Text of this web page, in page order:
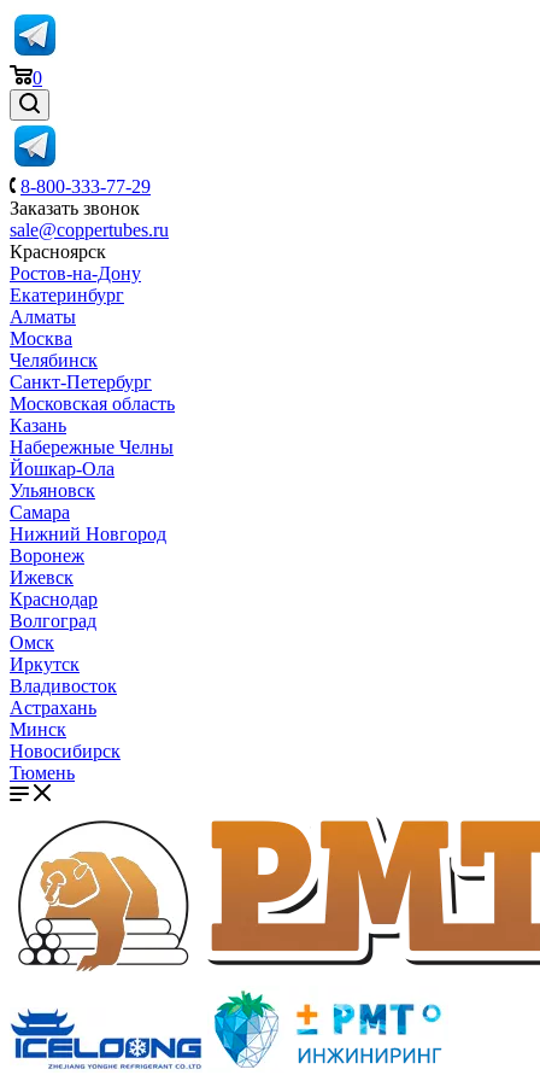
0
8-800-333-77-29
Заказать звонок
sale@coppertubes.ru
Красноярск
Ростов-на-Дону
Екатеринбург
Алматы
Москва
Челябинск
Санкт-Петербург
Московская область
Казань
Набережные Челны
Йошкар-Ола
Ульяновск
Самара
Нижний Новгород
Воронеж
Ижевск
Краснодар
Волгоград
Омск
Иркутск
Владивосток
Астрахань
Минск
Новосибирск
Тюмень